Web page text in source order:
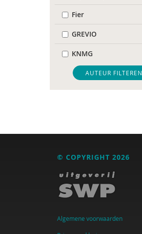
Fier
GREVIO
KNMG
Pharos
Regioplan
Anne Addink
Channa Al
Audrey Alards
AUTEUR FILTEREN
© COPYRIGHT 2026
Algemene voorwaarden